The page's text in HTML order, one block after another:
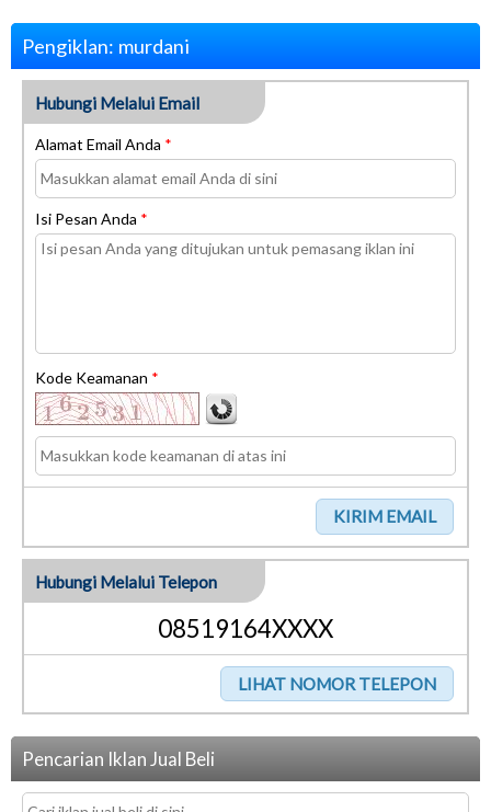
Pengiklan: murdani
Hubungi Melalui Email
Alamat Email Anda *
Isi Pesan Anda *
Kode Keamanan *
Hubungi Melalui Telepon
08519164XXXX
Pencarian Iklan Jual Beli